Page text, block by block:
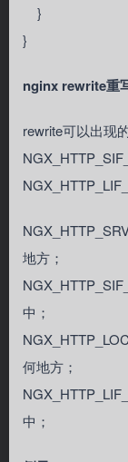
}
}
nginx rewrite重
rewrite可以出现
地方；
中；
何地方；
中；